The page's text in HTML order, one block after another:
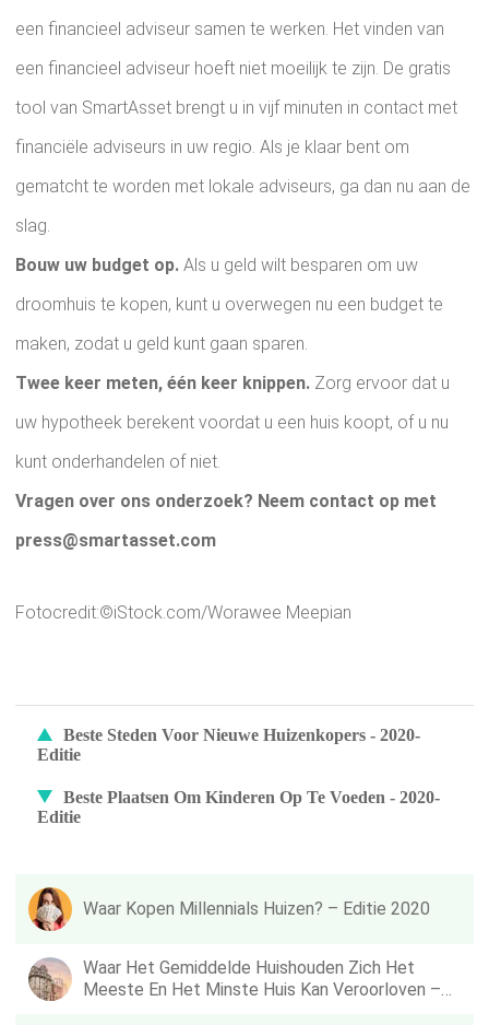
een financieel adviseur samen te werken. Het vinden van
een financieel adviseur hoeft niet moeilijk te zijn. De gratis
tool van SmartAsset brengt u in vijf minuten in contact met
financiële adviseurs in uw regio. Als je klaar bent om
gematcht te worden met lokale adviseurs, ga dan nu aan de
slag.
Bouw uw budget op. Als u geld wilt besparen om uw
droomhuis te kopen, kunt u overwegen nu een budget te
maken, zodat u geld kunt gaan sparen.
Twee keer meten, één keer knippen. Zorg ervoor dat u
uw hypotheek berekent voordat u een huis koopt, of u nu
kunt onderhandelen of niet.
Vragen over ons onderzoek? Neem contact op met
press@smartasset.com
Fotocredit:©iStock.com/Worawee Meepian
Beste Steden Voor Nieuwe Huizenkopers - 2020-
Editie
Beste Plaatsen Om Kinderen Op Te Voeden - 2020-
Editie
Waar Kopen Millennials Huizen? – Editie 2020
Waar Het Gemiddelde Huishouden Zich Het
Meeste En Het Minste Huis Kan Veroorloven –